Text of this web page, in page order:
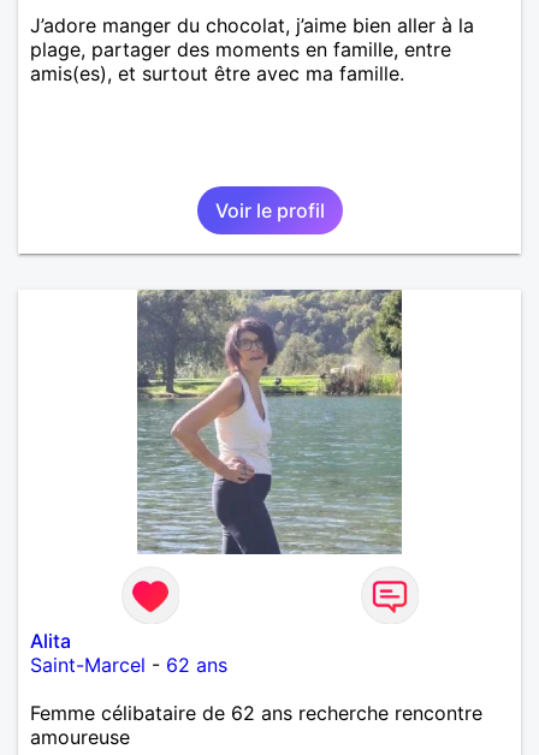
J’adore manger du chocolat, j’aime bien aller à la
plage, partager des moments en famille, entre
amis(es), et surtout être avec ma famille.
Voir le profil
Alita
Saint-Marcel - 62 ans
Femme célibataire de 62 ans recherche rencontre
amoureuse